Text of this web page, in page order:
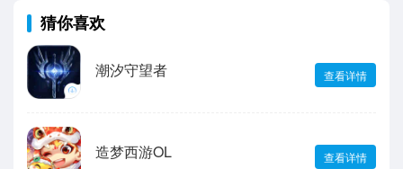
猜你喜欢
潮汐守望者 查看详情
造梦西游OL 查看详情